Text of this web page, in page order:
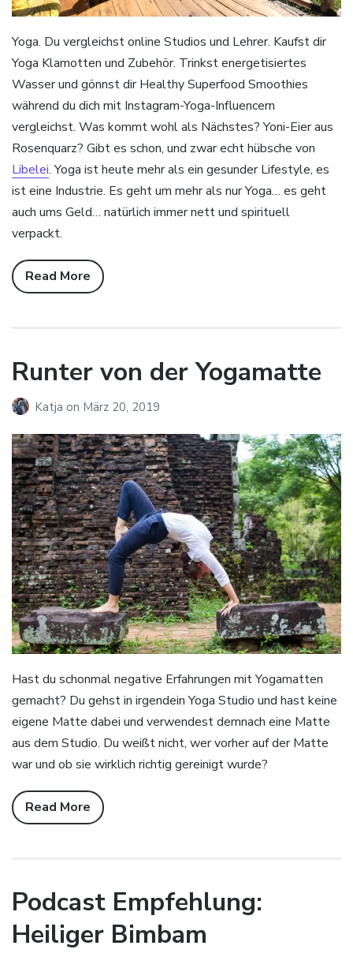
Yoga. Du vergleichst online Studios und Lehrer. Kaufst dir
Yoga Klamotten und Zubehör. Trinkst energetisiertes
Wasser und gönnst dir Healthy Superfood Smoothies
während du dich mit Instagram-Yoga-Influencern
vergleichst. Was kommt wohl als Nächstes? Yoni-Eier aus
Rosenquarz? Gibt es schon, und zwar echt hübsche von
Libelei. Yoga ist heute mehr als ein gesunder Lifestyle, es
ist eine Industrie. Es geht um mehr als nur Yoga… es geht
auch ums Geld… natürlich immer nett und spirituell
verpackt.
Read More
Runter von der Yogamatte
Katja on März 20, 2019
Hast du schonmal negative Erfahrungen mit Yogamatten
gemacht? Du gehst in irgendein Yoga Studio und hast keine
eigene Matte dabei und verwendest demnach eine Matte
aus dem Studio. Du weißt nicht, wer vorher auf der Matte
war und ob sie wirklich richtig gereinigt wurde?
Read More
Podcast Empfehlung:
Heiliger Bimbam